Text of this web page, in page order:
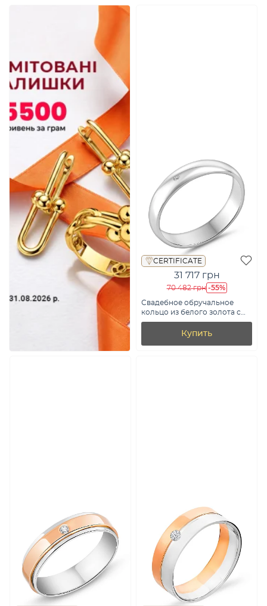
CERTIFICATE
31 717 грн
70 482 грн -55%
Свадебное обручальное
кольцо из белого золота с
бриллиантом (арт. К220200б)
Купить